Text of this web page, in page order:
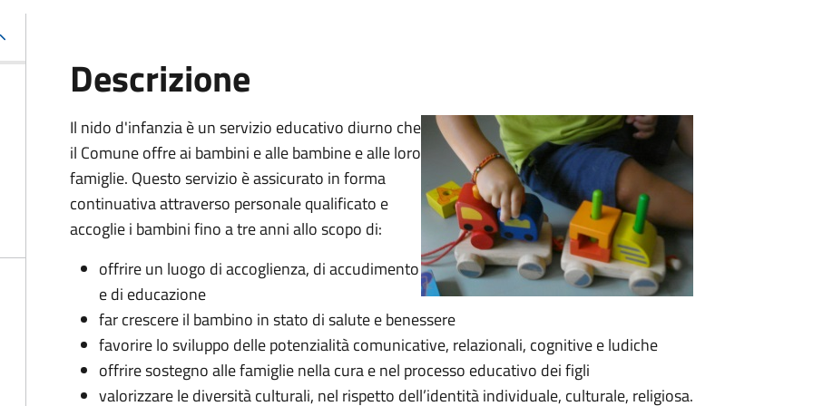
Descrizione
Il nido d'infanzia è un servizio educativo diurno che
il Comune offre ai bambini e alle bambine e alle loro
famiglie. Questo servizio è assicurato in forma
continuativa attraverso personale qualificato e
accoglie i bambini fino a tre anni allo scopo di:
offrire un luogo di accoglienza, di accudimento
e di educazione
far crescere il bambino in stato di salute e benessere
favorire lo sviluppo delle potenzialità comunicative, relazionali, cognitive e ludiche
offrire sostegno alle famiglie nella cura e nel processo educativo dei figli
valorizzare le diversità culturali, nel rispetto dell’identità individuale, culturale, religiosa.